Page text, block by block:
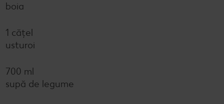
boia
1 cățel
usturoi
700 ml
supă de legume